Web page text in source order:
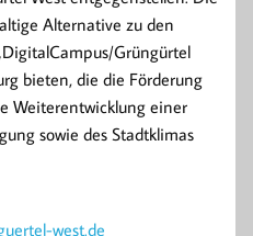
Alternative zu den
Grüngürtel
bieten, die die Förderung
Weiterentwicklung einer
sowie des Stadtklimas
west.de